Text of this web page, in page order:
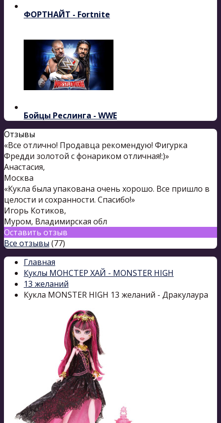
ФОРТНАЙТ - Fortnite
Бойцы Реслинга - WWE
Отзывы
«Все отлично! Продавца рекомендую! Фигурка
Фредди золотой с фонариком отличная!:)»
Анастасия,
Москва
«Кукла была упакована очень хорошо. Все пришло в
целости и сохранности. Спасибо!»
Игорь Котиков,
Муром, Владимирская обл
Оставить отзыв
Все отзывы (77)
Главная
Куклы МОНСТЕР ХАЙ - MONSTER HIGH
13 желаний
Кукла MONSTER HIGH 13 желаний - Дракулаура